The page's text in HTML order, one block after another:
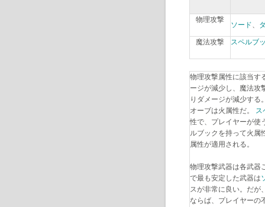
物理攻撃
ソード、
魔法攻撃 スペルブ
物理攻撃属性に該当す
ージが減少し、魔法攻
りダメージが減少する
オーブは火属性だ。 ス
性で、プレイヤーが使
ルブックを持って火属
属性が適用される。
物理攻撃武器は各武器
で最も安定した武器は
スが非常に良い。だが
ならば、プレイヤーの